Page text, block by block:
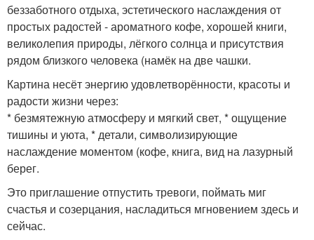
беззаботного отдыха, эстетического наслаждения от
простых радостей - ароматного кофе, хорошей книги,
великолепия природы, лёгкого солнца и присутствия
рядом близкого человека (намёк на две чашки.
Картина несёт энергию удовлетворённости, красоты и
радости жизни через:
* безмятежную атмосферу и мягкий свет, * ощущение
тишины и уюта, * детали, символизирующие
наслаждение моментом (кофе, книга, вид на лазурный
берег.
Это приглашение отпустить тревоги, поймать миг
счастья и созерцания, насладиться мгновением здесь и
сейчас.